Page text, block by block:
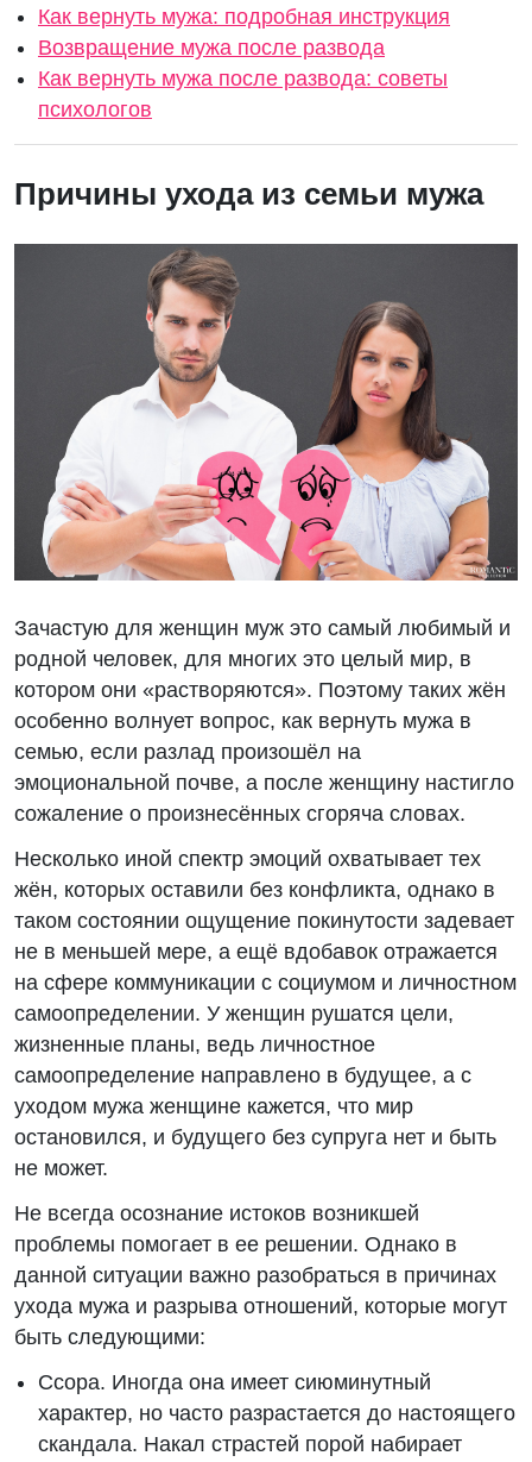
Как вернуть мужа: подробная инструкция
Возвращение мужа после развода
Как вернуть мужа после развода: советы
психологов
Причины ухода из семьи мужа
Зачастую для женщин муж это самый любимый и
родной человек, для многих это целый мир, в
котором они «растворяются». Поэтому таких жён
особенно волнует вопрос, как вернуть мужа в
семью, если разлад произошёл на
эмоциональной почве, а после женщину настигло
сожаление о произнесённых сгоряча словах.
Несколько иной спектр эмоций охватывает тех
жён, которых оставили без конфликта, однако в
таком состоянии ощущение покинутости задевает
не в меньшей мере, а ещё вдобавок отражается
на сфере коммуникации с социумом и личностном
самоопределении. У женщин рушатся цели,
жизненные планы, ведь личностное
самоопределение направлено в будущее, а с
уходом мужа женщине кажется, что мир
остановился, и будущего без супруга нет и быть
не может.
Не всегда осознание истоков возникшей
проблемы помогает в ее решении. Однако в
данной ситуации важно разобраться в причинах
ухода мужа и разрыва отношений, которые могут
быть следующими:
Ссора. Иногда она имеет сиюминутный
характер, но часто разрастается до настоящего
скандала. Накал страстей порой набирает